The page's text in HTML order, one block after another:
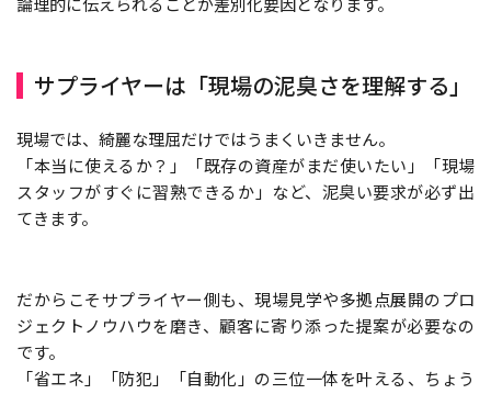
サプライヤーは「現場の泥臭さを理解する」
現場では、綺麗な理屈だけではうまくいきません。
「本当に使えるか？」「既存の資産がまだ使いたい」「現場
スタッフがすぐに習熟できるか」など、泥臭い要求が必ず出
てきます。
だからこそサプライヤー側も、現場見学や多拠点展開のプロ
ジェクトノウハウを磨き、顧客に寄り添った提案が必要なの
です。
「省エネ」「防犯」「自動化」の三位一体を叶える、ちょう